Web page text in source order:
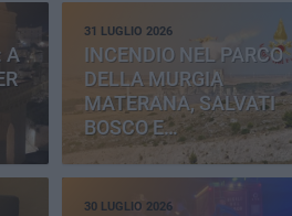
A
31 LUGLIO 2026
INCENDIO NEL PARCO
DELLA MURGIA
MATERANA, SALVATI
BOSCO E
CEMENTERIA
30 LUGLIO 2026